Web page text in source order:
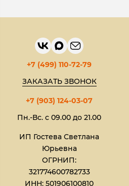
+7 (499) 110-72-79
ЗАКАЗАТЬ ЗВОНОК
+7 (903) 124-03-07
Пн.-Вс. с 09.00 до 21.00
ИП Гостева Светлана
Юрьевна​
ОГРНИП:
321774600782733
ИНН: 501906100810